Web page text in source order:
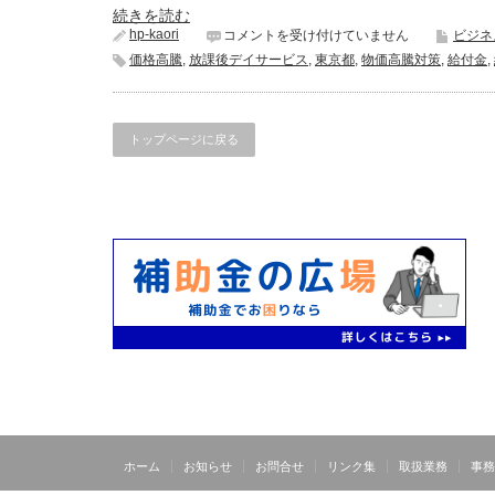
続きを読む
hp-kaori
給
付
練
施
支
援
臨
時
給
金
コメントを受け付けていません
ビジ
価格高騰, 放課後デイサービス, 東京都, 物価高騰対策, 給付金,
トップページに戻る
ホーム お知らせ お問合せ リンク集 取扱業務 事